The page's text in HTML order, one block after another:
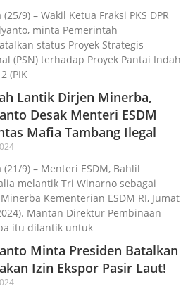
(25/9) – Wakil Ketua Fraksi PKS DPR
minta Pemerintah
status Proyek Strategis
(PSN) terhadap Proyek Pantai Indah
(PIK
Lantik Dirjen Minerba,
Desak Menteri ESDM
Mafia Tambang Ilegal
(21/9) – Menteri ESDM, Bahlil
melantik Tri Winarno sebagai
Kementerian ESDM RI, Jumat
Mantan Direktur Pembinaan
itu dilantik untuk
Minta Presiden Batalkan
Izin Ekspor Pasir Laut!